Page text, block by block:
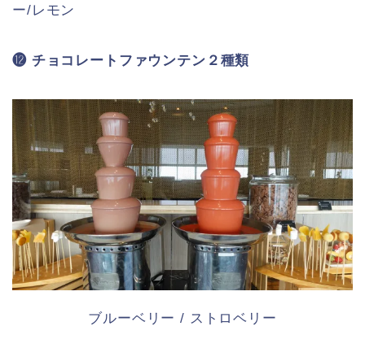
ー/レモン
⓬ チョコレートファウンテン２種類
ブルーベリー / ストロベリー